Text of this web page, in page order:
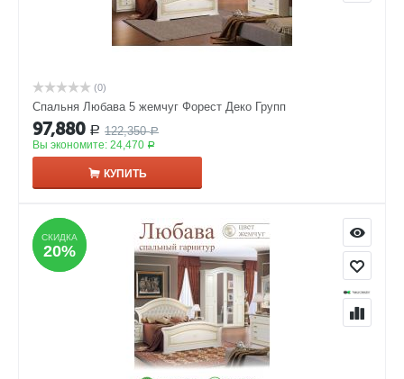
(0)
Спальня Любава 5 жемчуг Форест Деко Групп
97,880 Р 122,350 Р
Вы экономите: 24,470 Р
КУПИТЬ
СКИДКА
20%
СКИДКА
20%